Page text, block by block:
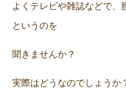
セルフケア・コラム
よくテレビや雑誌などで、
というのを
聞きませんか？
実際はどうなのでしょうか